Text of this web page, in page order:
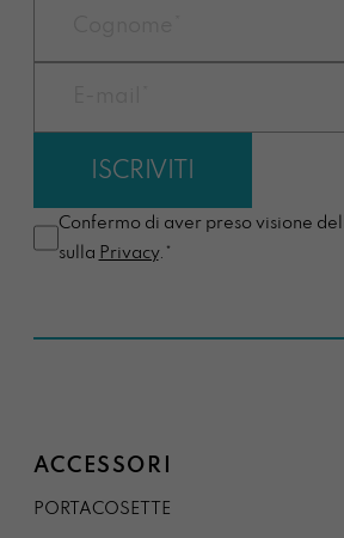
Confermo di aver preso visione
sulla Privacy.*
ACCESSORI
PORTACOSETTE